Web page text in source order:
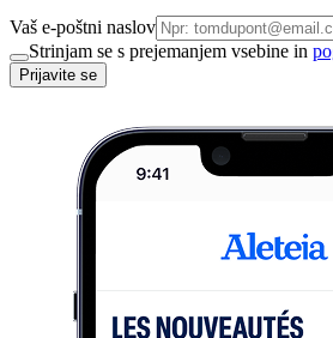
Vaš e-poštni naslov
Strinjam se s prejemanjem vsebine in
Prijavite se